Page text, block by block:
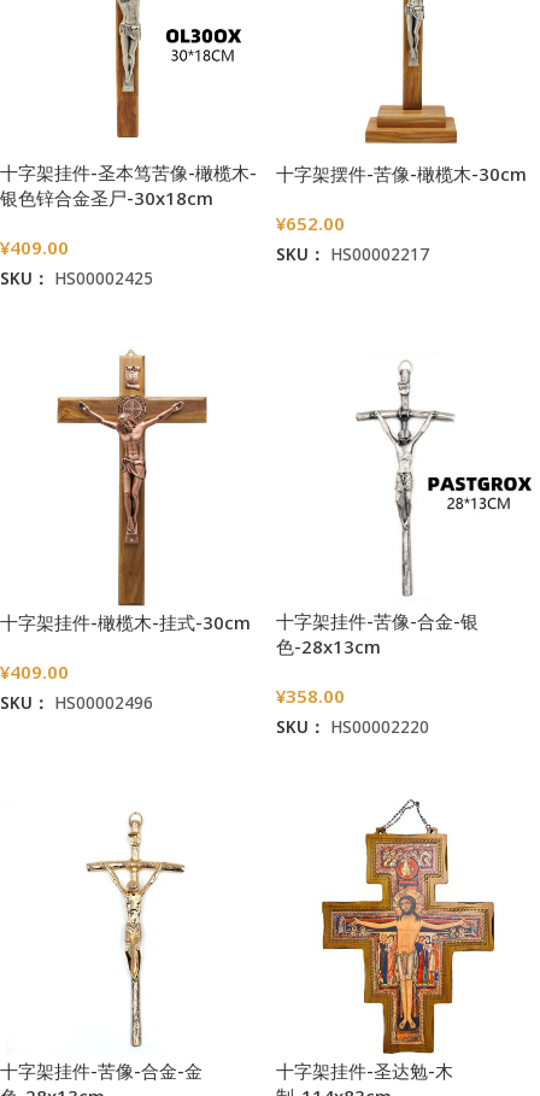
十字架挂件-圣本笃苦像-橄榄木-
银色锌合金圣尸-30x18cm
¥409.00
SKU： HS00002425
十字架摆件-苦像-橄榄木-30cm
¥652.00
SKU： HS00002217
十字架挂件-橄榄木-挂式-30cm
¥409.00
SKU： HS00002496
十字架挂件-苦像-合金-银
色-28x13cm
¥358.00
SKU： HS00002220
十字架挂件-苦像-合金-金
十字架挂件-圣达勉-木